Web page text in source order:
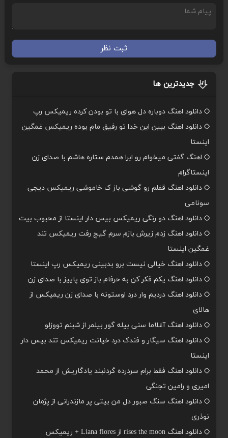
ثبت نظر
جدیدترین ها
دانلود اهنگ دوباره دل هوای با تو بودن کرده ریمیکس رپ
دانلود اهنگ ببین این خدا تو رفیق مام بوده ریمیکس غمگین
اینستا
اهنگ گفتی میخوام رو ابرا همدم ستاره هاشم با صدای زن
اینستاگرام
دانلود اهنگ قفلم رو گوشی باز ک خاموشی ریمیکس دیجی
سونامی
دانلود اهنگ دو رنگی ریمیکس بیس دار اینستا از محبوب بیت
دانلود اهنگ زدم زیرش بازم سرم گیج رفت ریمیکس تند
غمگین اینستا
دانلود اهنگ خیالی نیست برو بدبینی ریمیکس رپ اینستا
دانلود اهنگ یکم فکر کن به حرفام باز توی پاییز با صدای زن
دانلود اهنگ دردیم وار درد اوستونه با صدای زن ریمیکس از
هالای
دانلود اهنگ آغلاما سنی بیله گور بیلمر از شبنم تووزلو
دانلود اهنگ سیگار و فندک درد خیانت ریمیکس تند بیس دار
اینستا
دانلود اهنگ فقط برام سردرده گردنبند یادگاریش از محمد
امیری و رامین تجنگی
دانلود اهنگ سنگ صبور دل من بیتی پر مازندرانی از پژمان
نوذری
دانلود اهنگ rises the moon از Liana flores + ریمیکس